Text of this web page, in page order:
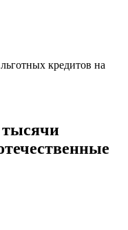
кредитов на
тысячи